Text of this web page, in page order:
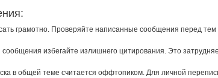
грамотно. Проверяйте написанные сообщения перед тем
избегайте излишнего цитирования. Это
в общей теме считается оффтопиком. Для личной